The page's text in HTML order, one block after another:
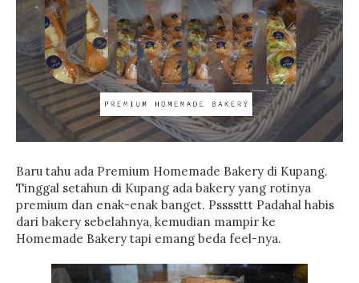
Baru tahu ada Premium Homemade Bakery di Kupang.
Tinggal setahun di Kupang ada bakery yang rotinya
premium dan enak-enak banget. Pssssttt Padahal habis
dari bakery sebelahnya, kemudian mampir ke
Homemade Bakery tapi emang beda feel-nya.